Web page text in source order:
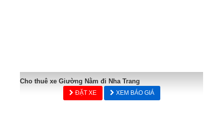
Cho thuê xe Giường Nằm đi Nha Trang
ĐẶT XE XEM BÁO GIÁ